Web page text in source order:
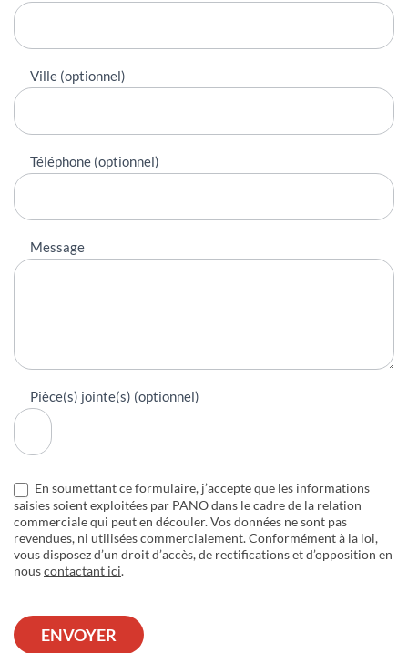
Ville (optionnel)
Téléphone (optionnel)
Message
Pièce(s) jointe(s) (optionnel)
En soumettant ce formulaire, j’accepte que les informations
saisies soient exploitées par PANO dans le cadre de la relation
commerciale qui peut en découler. Vos données ne sont pas
revendues, ni utilisées commercialement. Conformément à la loi,
vous disposez d’un droit d’accès, de rectifications et d’opposition en
nouscontactant ici.
ENVOYER